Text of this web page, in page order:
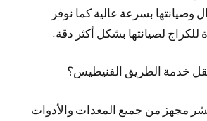
بسرعة عالية كما نوفر
لصيانتها بشكل أكثر دقة.
خدمة الطريق الفنيطيس؟
مجهز من جميع المعدات والأدوات